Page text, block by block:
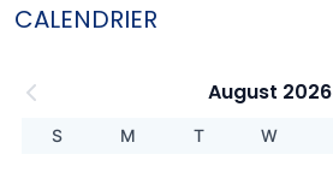
CALENDRIER
August 2026
S M T W